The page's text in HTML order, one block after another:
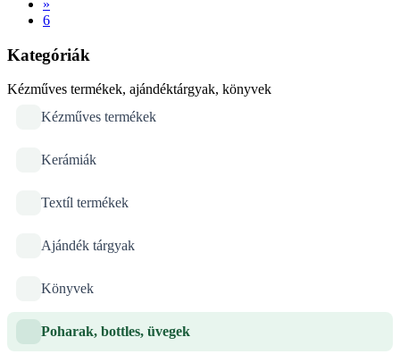
»
6
Kategóriák
Kézműves termékek, ajándéktárgyak, könyvek
Kézműves termékek
Kerámiák
Textíl termékek
Ajándék tárgyak
Könyvek
Poharak, bottles, üvegek